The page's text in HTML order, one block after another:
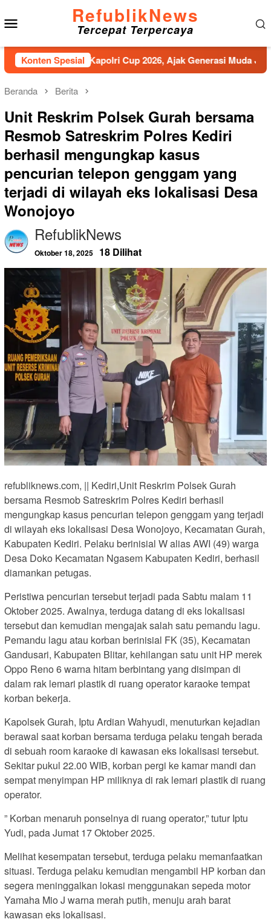
ke
konten
RefublikNews
Tercepat Terpercaya
Konten Spesial
E-Sports Kapolri Cup 2026, Ajak Generasi Muda Jadi Duta
Beranda Berita
Unit Reskrim Polsek Gurah bersama
Resmob Satreskrim Polres Kediri
berhasil mengungkap kasus
pencurian telepon genggam yang
terjadi di wilayah eks lokalisasi Desa
Wonojoyo
RefublikNews
Oktober 18, 2025 18 Dilihat
refubliknews.com, || Kediri,Unit Reskrim Polsek Gurah
bersama Resmob Satreskrim Polres Kediri berhasil
mengungkap kasus pencurian telepon genggam yang terjadi
di wilayah eks lokalisasi Desa Wonojoyo, Kecamatan Gurah,
Kabupaten Kediri. Pelaku berinisial W alias AWI (49) warga
Desa Doko Kecamatan Ngasem Kabupaten Kediri, berhasil
diamankan petugas.
Peristiwa pencurian tersebut terjadi pada Sabtu malam 11
Oktober 2025. Awalnya, terduga datang di eks lokalisasi
tersebut dan kemudian mengajak salah satu pemandu lagu.
Pemandu lagu atau korban berinisial FK (35), Kecamatan
Gandusari, Kabupaten Blitar, kehilangan satu unit HP merek
Oppo Reno 6 warna hitam berbintang yang disimpan di
dalam rak lemari plastik di ruang operator karaoke tempat
korban bekerja.
Kapolsek Gurah, Iptu Ardian Wahyudi, menuturkan kejadian
berawal saat korban bersama terduga pelaku tengah berada
di sebuah room karaoke di kawasan eks lokalisasi tersebut.
Sekitar pukul 22.00 WIB, korban pergi ke kamar mandi dan
sempat menyimpan HP miliknya di rak lemari plastik di ruang
operator.
” Korban menaruh ponselnya di ruang operator,” tutur Iptu
Yudi, pada Jumat 17 Oktober 2025.
Melihat kesempatan tersebut, terduga pelaku memanfaatkan
situasi. Terduga pelaku kemudian mengambil HP korban dan
segera meninggalkan lokasi menggunakan sepeda motor
Yamaha Mio J warna merah putih, menuju arah barat
kawasan eks lokalisasi.